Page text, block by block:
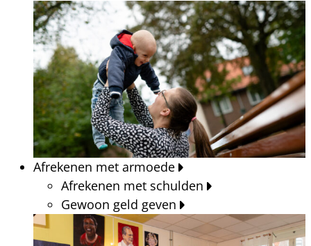
Afrekenen met armoede
Afrekenen met schulden
Gewoon geld geven